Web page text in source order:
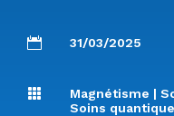
 31/03/2025
 Magnétisme |
Soins